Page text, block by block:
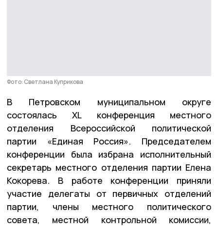
Фото: Светлана Куприкова
В Петровском муниципальном округе
состоялась XL конференция местного
отделения Всероссийской политической
партии «Единая Россия». Председателем
конференции была избрана исполнительный
секретарь местного отделения партии Елена
Кокорева. В работе конференции приняли
участие делегаты от первичных отделений
партии, члены местного политического
совета, местной контрольной комиссии,